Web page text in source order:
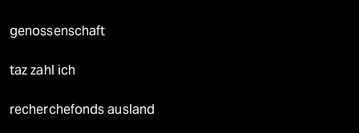
genossenschaft
taz zahl ich
recherchefonds ausland